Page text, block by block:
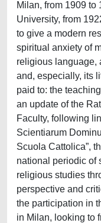
Milan, from 1909 to
University, from
to give a modern
spiritual anxiety of
religious language,
and, especially, its
paid to: the
an update of the
Faculty, following
Scientiarum
Scuola Cattolica”,
national periodic of
religious studies
perspective and
the participation in
in Milan, looking to